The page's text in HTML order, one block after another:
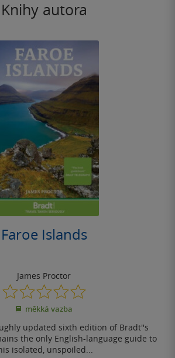
Knihy autora
Faroe Islands
James Proctor
0.0
z
5
měkká vazba
updated sixth edition of Bradt''s
the only English-language guide to
isolated, unspoiled...